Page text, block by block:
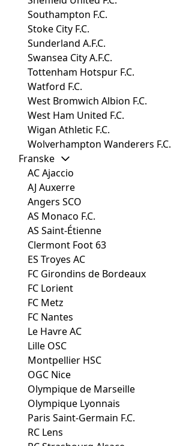
Southampton F.C.
Stoke City F.C.
Sunderland A.F.C.
Swansea City A.F.C.
Tottenham Hotspur F.C.
Watford F.C.
West Bromwich Albion F.C.
West Ham United F.C.
Wigan Athletic F.C.
Wolverhampton Wanderers F.C.
Franske
AC Ajaccio
AJ Auxerre
Angers SCO
AS Monaco F.C.
AS Saint-Étienne
Clermont Foot 63
ES Troyes AC
FC Girondins de Bordeaux
FC Lorient
FC Metz
FC Nantes
Le Havre AC
Lille OSC
Montpellier HSC
OGC Nice
Olympique de Marseille
Olympique Lyonnais
Paris Saint-Germain F.C.
RC Lens